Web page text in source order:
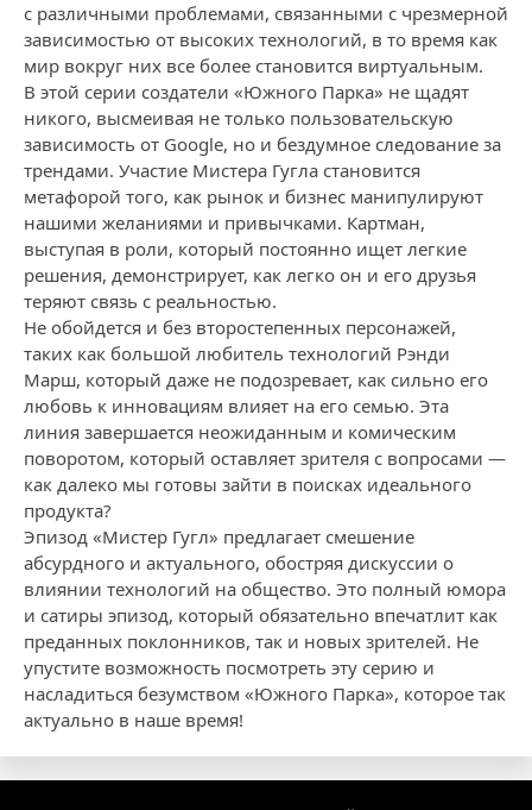
с различными проблемами, связанными с чрезмерной
зависимостью от высоких технологий, в то время как
мир вокруг них все более становится виртуальным.
В этой серии создатели «Южного Парка» не щадят
никого, высмеивая не только пользовательскую
зависимость от Google, но и бездумное следование за
трендами. Участие Мистера Гугла становится
метафорой того, как рынок и бизнес манипулируют
нашими желаниями и привычками. Картман,
выступая в роли, который постоянно ищет легкие
решения, демонстрирует, как легко он и его друзья
теряют связь с реальностью.
Не обойдется и без второстепенных персонажей,
таких как большой любитель технологий Рэнди
Марш, который даже не подозревает, как сильно его
любовь к инновациям влияет на его семью. Эта
линия завершается неожиданным и комическим
поворотом, который оставляет зрителя с вопросами —
как далеко мы готовы зайти в поисках идеального
продукта?
Эпизод «Мистер Гугл» предлагает смешение
абсурдного и актуального, обостряя дискуссии о
влиянии технологий на общество. Это полный юмора
и сатиры эпизод, который обязательно впечатлит как
преданных поклонников, так и новых зрителей. Не
упустите возможность посмотреть эту серию и
насладиться безумством «Южного Парка», которое так
актуально в наше время!